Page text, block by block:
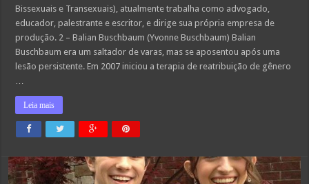
Bissexuais e Transexuais), atualmente trabalha como advogado,
educador, palestrante e escritor, e dirige sua própria empresa de
produção. 2 – Balian Buschbaum (Yvonne Buschbaum) Balian
Buschbaum era um saltador de varas, mas se aposentou após uma
lesão persistente. Em 2007 iniciou a terapia de reatribuição de gênero
Leia mais